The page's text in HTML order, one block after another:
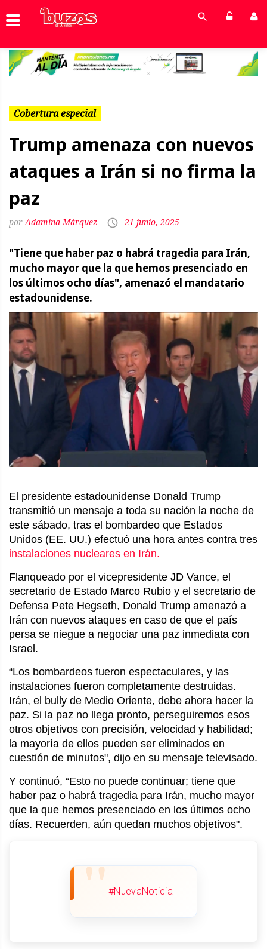
Previous Next
Cobertura especial
Trump amenaza con nuevos
ataques a Irán si no firma la
paz
Adamina Márquez 21 junio, 2025
"Tiene que haber paz o habrá tragedia para Irán,
mucho mayor que la que hemos presenciado en
los últimos ocho días", amenazó el mandatario
estadounidense.
El presidente estadounidense Donald Trump
transmitió un mensaje a toda su nación la noche de
este sábado, tras el bombardeo que Estados
Unidos (EE. UU.) efectuó una hora antes contra tres
instalaciones nucleares en Irán.
Flanqueado por el vicepresidente JD Vance, el
secretario de Estado Marco Rubio y el secretario de
Defensa Pete Hegseth, Donald Trump amenazó a
Irán con nuevos ataques en caso de que el país
persa se niegue a negociar una paz inmediata con
Israel.
“Los bombardeos fueron espectaculares, y las
instalaciones fueron completamente destruidas.
Irán, el bully de Medio Oriente, debe ahora hacer la
paz. Si la paz no llega pronto, perseguiremos esos
otros objetivos con precisión, velocidad y habilidad;
la mayoría de ellos pueden ser eliminados en
cuestión de minutos", dijo en su mensaje televisado.
Y continuó, “Esto no puede continuar; tiene que
haber paz o habrá tragedia para Irán, mucho mayor
que la que hemos presenciado en los últimos ocho
días. Recuerden, aún quedan muchos objetivos".
#NuevaNoticia